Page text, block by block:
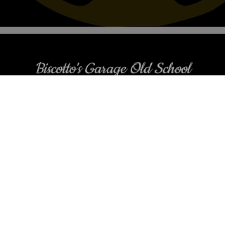
Biscotto's Garage Old School